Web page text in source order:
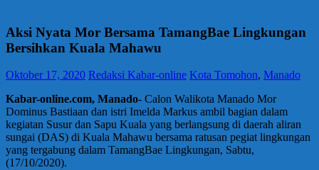
Aksi Nyata Mor Bersama TamangBae Lingkungan
Bersihkan Kuala Mahawu
Oktober 17, 2020 Redaksi Kabar-online Kota Tomohon, Manado
Kabar-online.com, Manado- Calon Walikota Manado Mor
Dominus Bastiaan dan istri Imelda Markus ambil bagian dalam
kegiatan Susur dan Sapu Kuala yang berlangsung di daerah aliran
sungai (DAS) di Kuala Mahawu bersama ratusan pegiat lingkungan
yang tergabung dalam TamangBae Lingkungan, Sabtu,
(17/10/2020).